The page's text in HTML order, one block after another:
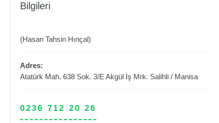
Bilgileri
(Hasan Tahsin Hınçal)
Adres:
Atatürk Mah. 638 Sok. 3/E Akgül İş Mrk. Salihli / Manisa
0236 712 20 26